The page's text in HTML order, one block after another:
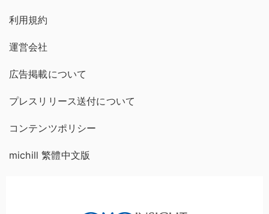
利用規約
運営会社
広告掲載について
プレスリリース送付について
コンテンツポリシー
michill 繁體中文版